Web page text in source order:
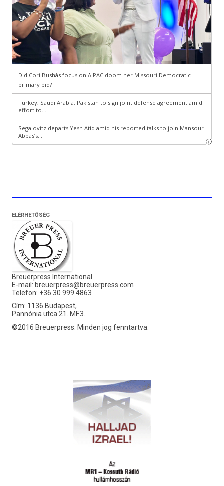
ELÉRHETŐSÉG
Breuerpress International
E-mail: breuerpress@breuerpress.com
Telefon: +36 30 999 4863
Cím: 1136 Budapest,
Pannónia utca 21. MF.3.
©2016 Breuerpress. Minden jog fenntartva.